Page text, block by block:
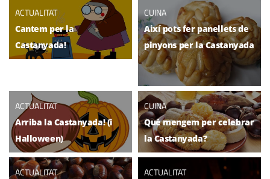
ACTUALITAT
Cantem per la
Castanyada!
CUINA
Així pots fer panellets de
pinyons per la Castanyada
ACTUALITAT
Arriba la Castanyada! (i
Halloween)
CUINA
Què mengem per celebrar
la Castanyada?
ACTUALITAT ACTUALITAT